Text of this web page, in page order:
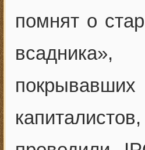
помнят о
всадника»,
покрывавших